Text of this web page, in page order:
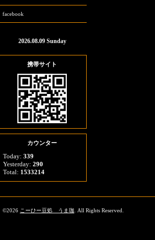
facebook
2026.08.09 Sunday
携帯サイト
カウンター
Today: 339
Yesterday: 290
Total: 1533214
©2026 こーひー豆処 うま珈 . All Rights Reserved.